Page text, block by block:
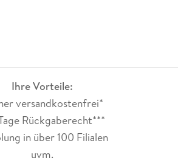
Ihre Vorteile:
versandkostenfrei*
Rückgaberecht***
in über 100 Filialen
uvm.